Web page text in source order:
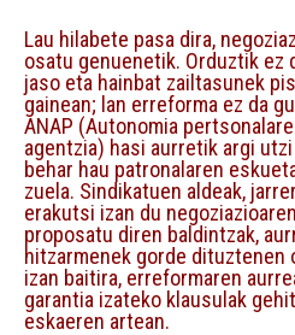
Lau hilabete pasa dira,
osatu genuenetik. Orduztik ez
jaso eta hainbat zailtasunek
gainean; lan erreforma ez da
ANAP (Autonomia
agentzia) hasi aurretik argi
behar hau patronalaren
zuela. Sindikatuen aldeak,
erakutsi izan du
proposatu diren baldintzak,
hitzarmenek gorde dituztenen
izan baitira, erreformaren
garantia izateko klausulak
eskaeren artean.